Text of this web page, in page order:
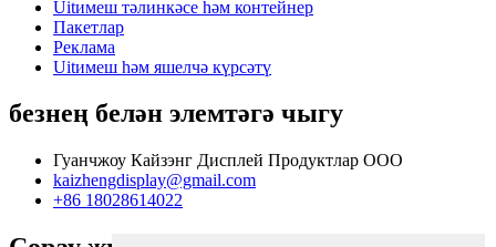
Uitимеш тәлинкәсе һәм контейнер
Пакетлар
Реклама
Uitимеш һәм яшелчә күрсәтү
безнең белән элемтәгә чыгу
Гуанчжоу Кайзэнг Дисплей Продуктлар ООО
kaizhengdisplay@gmail.com
+86 18028614022